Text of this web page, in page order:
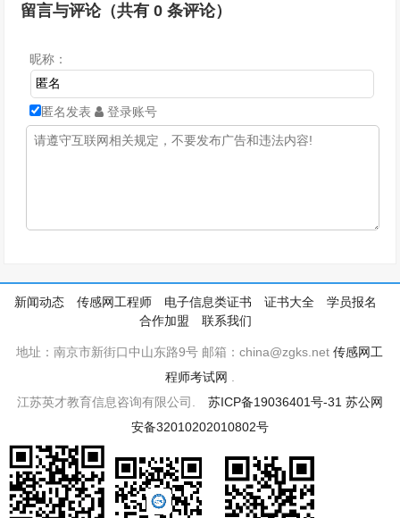
留言与评论（共有0 条评论）
昵称：
匿名发表 登录账号
新闻动态 传感网工程师 电子信息类证书 证书大全
学员报名
合作加盟
联系我们
地址：南京市新街口中山东路9号 邮箱：china@zgks.net传感网工
程师考试网
江苏英才教育信息咨询有限公司. 苏ICP备19036401号-31 苏公网
安备32010202010802号